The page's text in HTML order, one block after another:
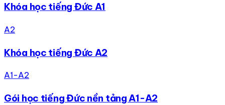
Khóa học tiếng Đức A1
A2
Khóa học tiếng Đức A2
A1-A2
Gói học tiếng Đức nền tảng A1-A2